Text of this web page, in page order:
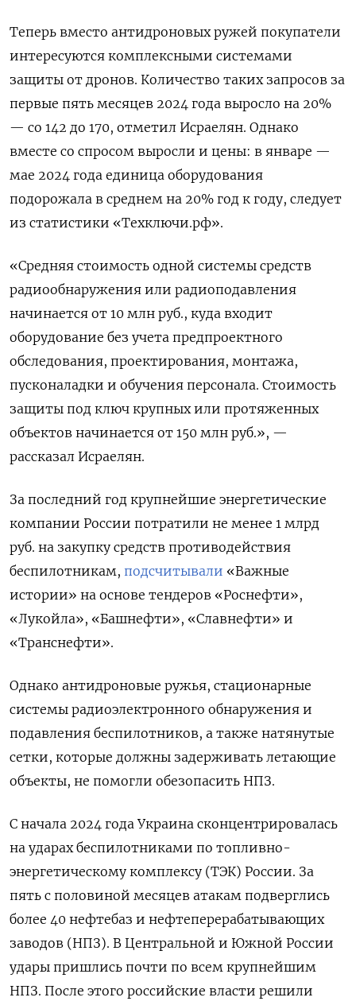
Теперь вместо антидроновых ружей покупатели
интересуются комплексными системами
защиты от дронов. Количество таких запросов за
первые пять месяцев 2024 года выросло на 20%
— со 142 до 170, отметил Исраелян. Однако
вместе со спросом выросли и цены: в январе —
мае 2024 года единица оборудования
подорожала в среднем на 20% год к году, следует
из статистики «Техключи.рф».
«Средняя стоимость одной системы средств
радиообнаружения или радиоподавления
начинается от 10 млн руб., куда входит
оборудование без учета предпроектного
обследования, проектирования, монтажа,
пусконаладки и обучения персонала. Стоимость
защиты под ключ крупных или протяженных
объектов начинается от 150 млн руб.», —
рассказал Исраелян.
За последний год крупнейшие энергетические
компании России потратили не менее 1 млрд
руб. на закупку средств противодействия
беспилотникам, подсчитывали «Важные
истории» на основе тендеров «Роснефти»,
«Лукойла», «Башнефти», «Славнефти» и
«Транснефти».
Однако антидроновые ружья, стационарные
системы радиоэлектронного обнаружения и
подавления беспилотников, а также натянутые
сетки, которые должны задерживать летающие
объекты, не помогли обезопасить НПЗ.
С начала 2024 года Украина сконцентрировалась
на ударах беспилотниками по топливно-
энергетическому комплексу (ТЭК) России. За
пять с половиной месяцев атакам подверглись
более 40 нефтебаз и нефтеперерабатывающих
заводов (НПЗ). В Центральной и Южной России
удары пришлись почти по всем крупнейшим
НПЗ. После этого российские власти решили